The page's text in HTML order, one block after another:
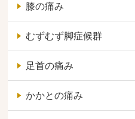
膝の痛み
むずむず脚症候群
足首の痛み
かかとの痛み